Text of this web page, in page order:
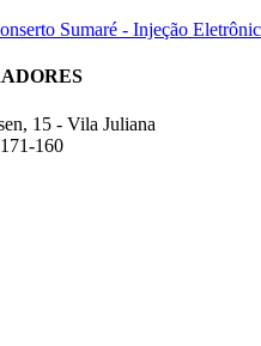
15 - Vila Juliana
160